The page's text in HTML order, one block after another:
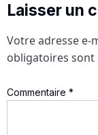
Laisser un
Votre adresse e-
obligatoires sont
Commentaire *